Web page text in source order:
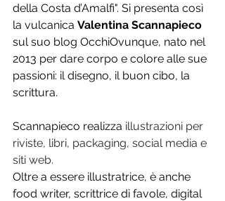
della Costa d’Amalfi". Si presenta così
la vulcanica Valentina Scannapieco
sul suo blog OcchiOvunque, nato nel
2013 per dare corpo e colore alle sue
passioni: il disegno, il buon cibo, la
scrittura.
Scannapieco realizza illustrazioni per
riviste, libri, packaging, social media e
siti web.
Oltre a essere illustratrice, è anche
food writer, scrittrice di favole, digital